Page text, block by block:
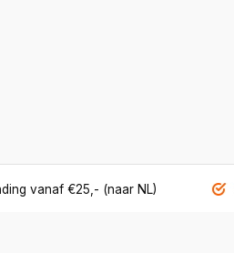
vanaf €25,- (naar NL)